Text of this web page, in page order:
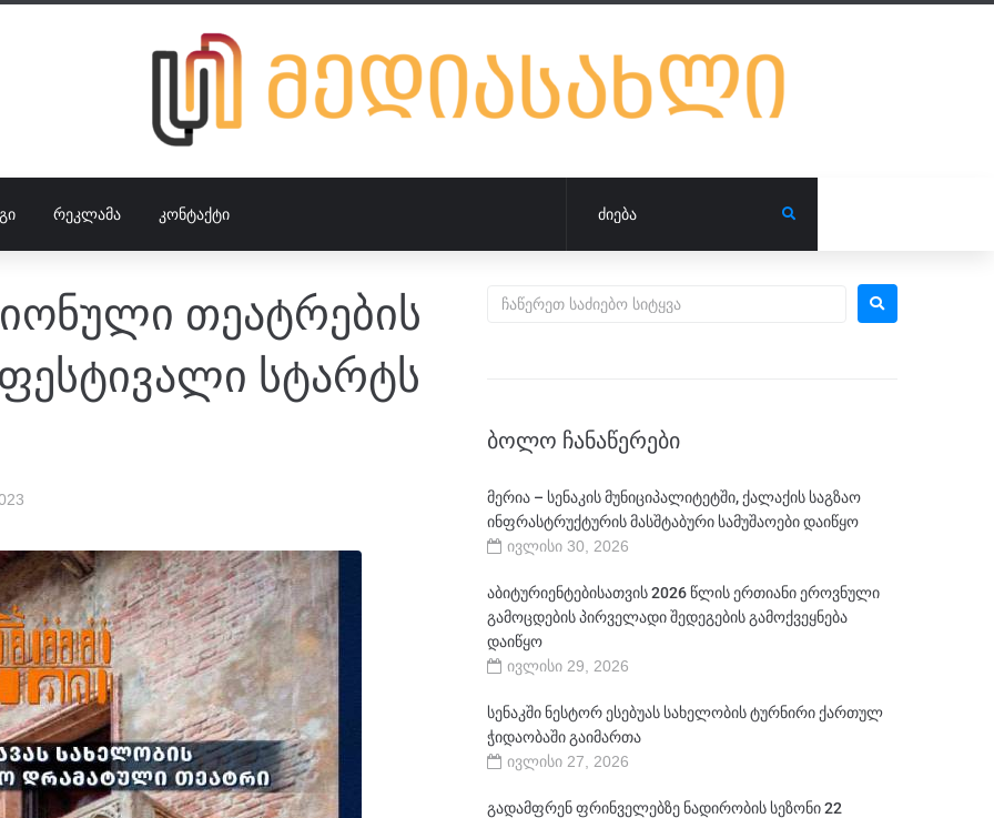
ᲠᲔᲙᲚᲐᲛᲐ ᲙᲝᲜᲢᲐᲥᲢᲘ
თეატრების
სტარტს
ᲑᲝᲚᲝ ᲩᲐᲜᲐᲬᲔᲠᲔᲑᲘ
მერია – სენაკის მუნიციპალიტეტში, ქალაქის საგზაო
ინფრასტრუქტურის მასშტაბური სამუშაოები დაიწყო
ივლისი 30, 2026
აბიტურიენტებისათვის 2026 წლის ერთიანი ეროვნული
გამოცდების პირველადი შედეგების გამოქვეყნება
დაიწყო
ივლისი 29, 2026
სენაკში ნესტორ ესებუას სახელობის ტურნირი ქართულ
ჭიდაობაში გაიმართა
ივლისი 27, 2026
გადამფრენ ფრინველებზე ნადირობის სეზონი 22